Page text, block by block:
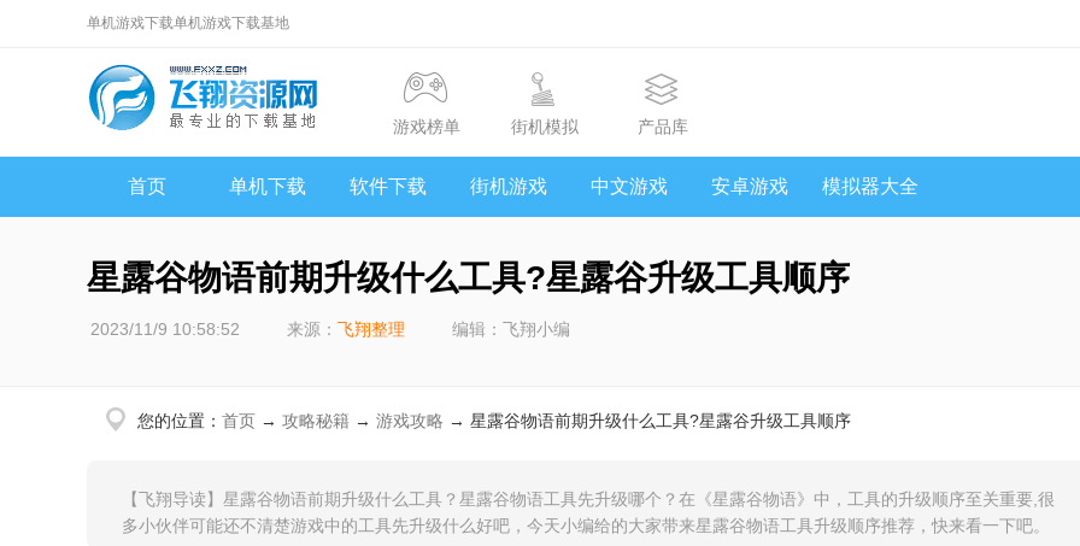
单机游戏下载单机游戏下载基地
游戏榜单 街机模拟 产品库
首页 单机下载 软件下载 街机游戏 中文游戏 安卓游戏 模拟器大全
星露谷物语前期升级什么工具?星露谷升级工具顺序
2023/11/9 10:58:52 来源： 飞翔整理 编辑：飞翔小编
您的位置： 首页 → 攻略秘籍 → 游戏攻略 → 星露谷物语前期升级什么工具?星露谷升级工具顺序
【飞翔导读】星露谷物语前期升级什么工具？星露谷物语工具先升级哪个？在《星露谷物语》中，工具的升级顺序至关重要,很
多小伙伴可能还不清楚游戏中的工具先升级什么好吧，今天小编给的大家带来星露谷物语工具升级顺序推荐，快来看一下吧。